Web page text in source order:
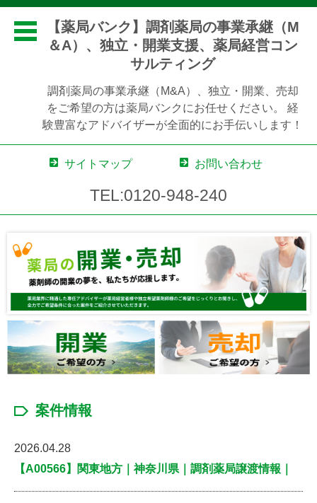
【薬局バンク】調剤薬局の事業承継（M
＆A）、独立・開業支援、薬局経営コン
サルティング
調剤薬局の事業承継（M&A）、独立・開業、売却
をご希望の方は薬局バンクにお任せください。 経
験豊富なアドバイザーが全面的にお手伝いします！
サイトマップ お問い合わせ
TEL:0120-948-240
案件情報
2026.04.28
【A00566】関東地方｜神奈川県｜調剤薬局譲渡情報｜